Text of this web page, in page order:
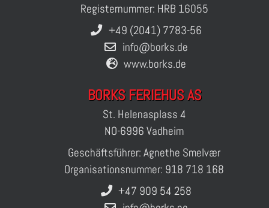
Registernummer: HRB 16055
+49 (2041) 7783-56
info@borks.de
www.borks.de
BORKS FERIEHUS AS
St. Helenasplass 4
NO-6996 Vadheim
Geschäftsführer: Agnethe Smelvær
Organisationsnummer: 918 718 168
+47 909 54 258